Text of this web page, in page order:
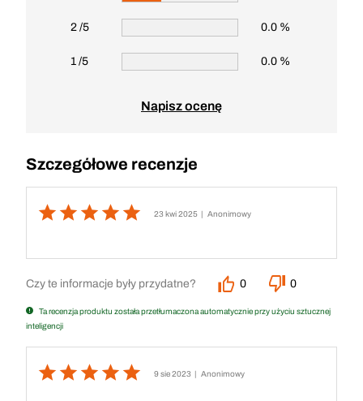
2 /5 0.0 %
1 /5 0.0 %
Napisz ocenę
Szczegółowe recenzje
23 kwi 2025 | Anonimowy
Czy te informacje były przydatne? 0 0
Ta recenzja produktu została przetłumaczona automatycznie przy użyciu sztucznej
inteligencji
9 sie 2023 | Anonimowy